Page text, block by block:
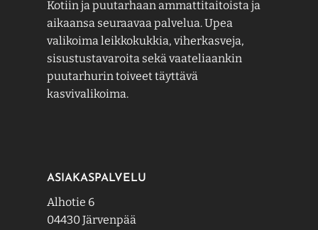
Kotiin ja puutarhaan ammattitaitoista ja
aikaansa seuraavaa palvelua. Upea
valikoima leikkokukkia, viherkasveja,
sisustustavaroita sekä vaateliaankin
puutarhurin toiveet täyttävä
kasvivalikoima.
ASIAKASPALVELU
Alhotie 6
04430 Järvenpää